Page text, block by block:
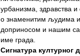
r
e
урбанизма, здравства
о знаменитим људима и
доприносом и нашим
име града.
Сигнатура културног